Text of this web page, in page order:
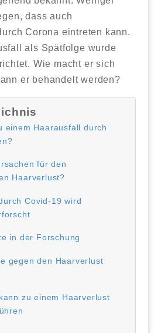
dass auch
Corona eintreten kann.
als Spätfolge wurde
Wie macht er sich
er behandelt werden?
einem Haarausfall durch
für den
Haarverlust?
Covid-19 wird
in der Forschung
gegen den Haarverlust
zu einem Haarverlust